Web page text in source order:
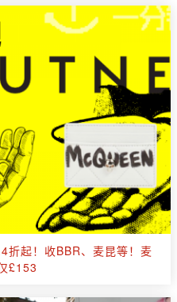
起！收BBR、麦昆等！麦
£153